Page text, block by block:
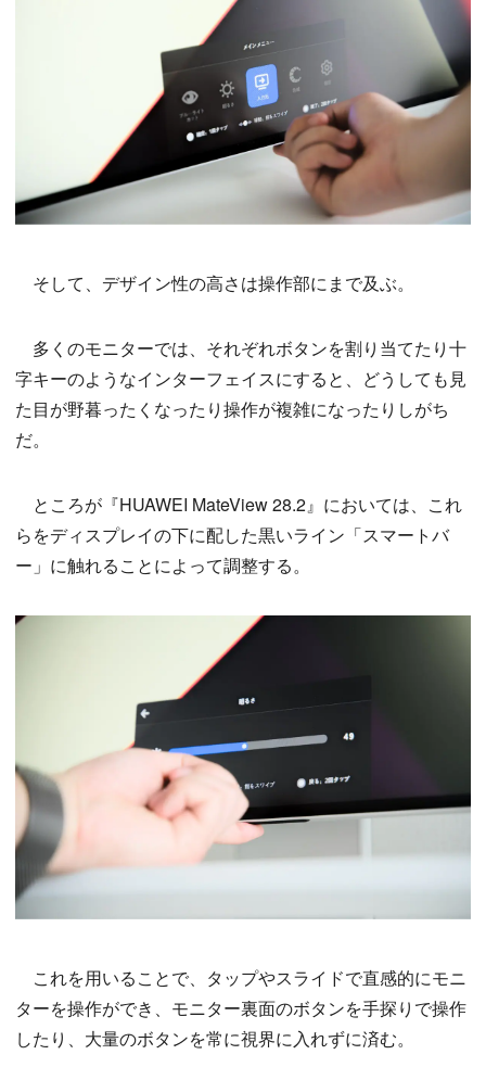
そして、デザイン性の高さは操作部にまで及ぶ。
多くのモニターでは、それぞれボタンを割り当てたり十
字キーのようなインターフェイスにすると、どうしても見
た目が野暮ったくなったり操作が複雑になったりしがち
だ。
ところが『HUAWEI MateView 28.2』においては、これ
らをディスプレイの下に配した黒いライン「スマートバ
ー」に触れることによって調整する。
これを用いることで、タップやスライドで直感的にモニ
ターを操作ができ、モニター裏面のボタンを手探りで操作
したり、大量のボタンを常に視界に入れずに済む。